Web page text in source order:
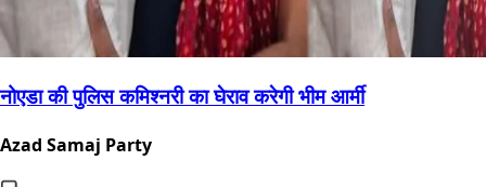
नोएडा की पुलिस कमिश्नरी का घेराव करेगी भीम आर्मी
Azad Samaj Party